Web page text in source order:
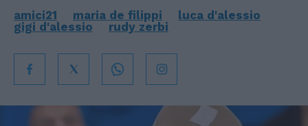
amici21 maria de filippi
luca d'alessio
gigi d'alessio
rudy zerbi